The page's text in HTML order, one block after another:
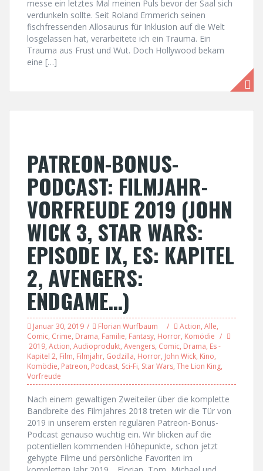
messe ein letztes Mal meinen Puls bevor der Saal sich
verdunkeln sollte. Seit Roland Emmerich seinen
fischfressenden Allosaurus für Inklusion auf die Welt
losgelassen hat, verarbeitete ich ein Trauma. Ein
Trauma aus Frust und Wut. Doch Hollywood bekam
eine […]
PATREON-BONUS-
PODCAST: FILMJAHR-
VORFREUDE 2019 (JOHN
WICK 3, STAR WARS:
EPISODE IX, ES: KAPITEL
2, AVENGERS:
ENDGAME…)
Januar 30, 2019 Florian Wurfbaum Action, Alle,
Comic, Crime, Drama, Familie, Fantasy, Horror, Komödie
2019, Action, Audioprodukt, Avengers, Comic, Drama, Es -
Kapitel 2, Film, Filmjahr, Godzilla, Horror, John Wick, Kino,
Komödie, Patreon, Podcast, Sci-Fi, Star Wars, The Lion King,
Vorfreude
Nach einem gewaltigen Zweiteiler über die komplette
Bandbreite des Filmjahres 2018 treten wir die Tür von
2019 in unserem ersten regulären Patreon-Bonus-
Podcast genauso wuchtig ein. Wir blicken auf die
potentiellen kommenden Höhepunkte, schon jetzt
gehypte Filme und persönliche Favoriten im